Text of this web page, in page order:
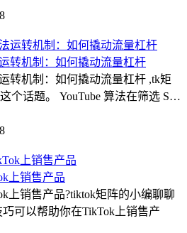
转机制：如何撬动流量杠杆
转机制：如何撬动流量杠杆 ,tk矩
个话题。 YouTube 算法在筛选 S…
上销售产品
上销售产品?tiktok矩阵的小编聊聊
可以帮助你在TikTok上销售产